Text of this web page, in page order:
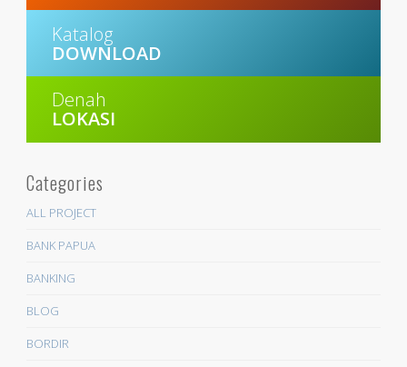
Katalog
DOWNLOAD
Denah
LOKASI
Categories
ALL PROJECT
BANK PAPUA
BANKING
BLOG
BORDIR